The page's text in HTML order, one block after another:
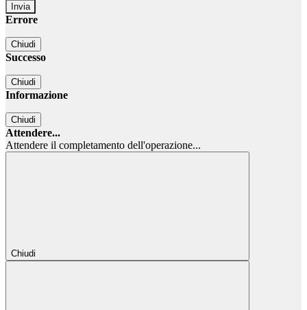
Errore
Chiudi
Successo
Chiudi
Informazione
Chiudi
Attendere...
Attendere il completamento dell'operazione...
Chiudi